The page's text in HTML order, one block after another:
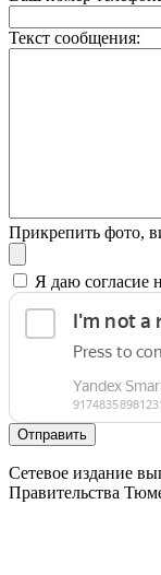
Текст сообщения:
Прикрепить фото,
Я даю согласие
Отправить
Сетевое издание
Правительства